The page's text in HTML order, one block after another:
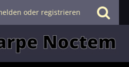
oder registrieren